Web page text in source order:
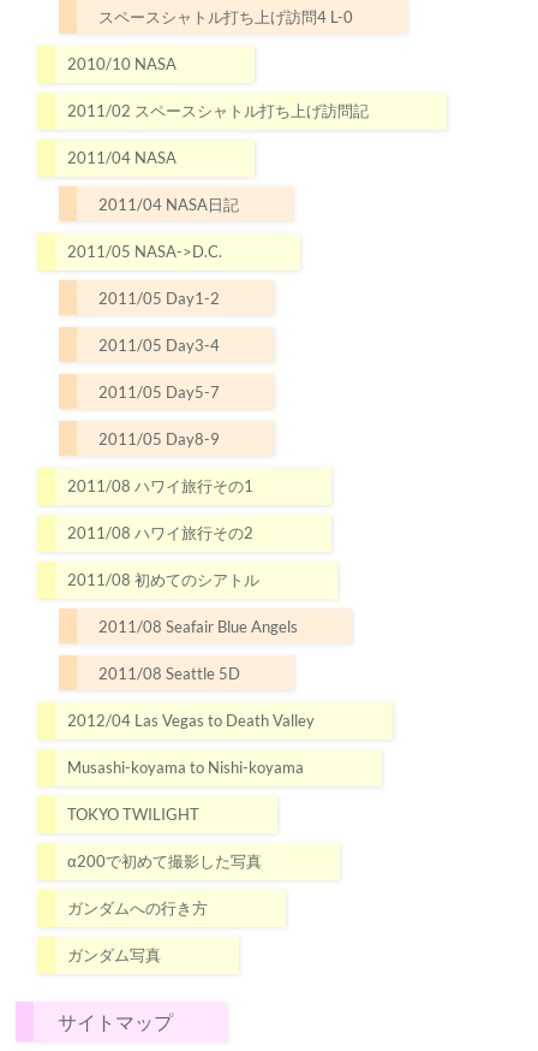
スペースシャトル打ち上げ訪問4 L-0
2010/10 NASA
2011/02 スペースシャトル打ち上げ訪問記
2011/04 NASA
2011/04 NASA日記
2011/05 NASA->D.C.
2011/05 Day1-2
2011/05 Day3-4
2011/05 Day5-7
2011/05 Day8-9
2011/08 ハワイ旅行その1
2011/08 ハワイ旅行その2
2011/08 初めてのシアトル
2011/08 Seafair Blue Angels
2011/08 Seattle 5D
2012/04 Las Vegas to Death Valley
Musashi-koyama to Nishi-koyama
TOKYO TWILIGHT
α200で初めて撮影した写真
ガンダムへの行き方
ガンダム写真
サイトマップ